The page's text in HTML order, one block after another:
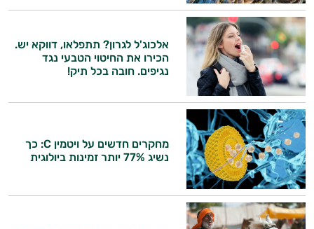
אלכוג'ל לגרון? תתפלאו, דווקא יש.
הכירו את החיטוי הטבעי נגד
נגיפים. חובה בכל תיק!
מחקרים חדשים על ויטמין C: כך
נשיג 77% יותר זמינות ביולוגית
היי,
אני יועץ הבריאות האישי AI של טבע בריא.
התשובות שלי מבוססות על מאגרי מידע קליניים
וספרות מקצועית בתחומי הרפואה הטבעית
ותזונת הספורט.
אני כאן כדי לעזור לך להתאים את תוספי
התזונה ומוצרי הבריאות המדויקים למטרות
ולמצב הגופני שלך, ולהסביר לך אילו רכיבים
עובדים יחד כדי למקסם תוצאות גם בחיי היום